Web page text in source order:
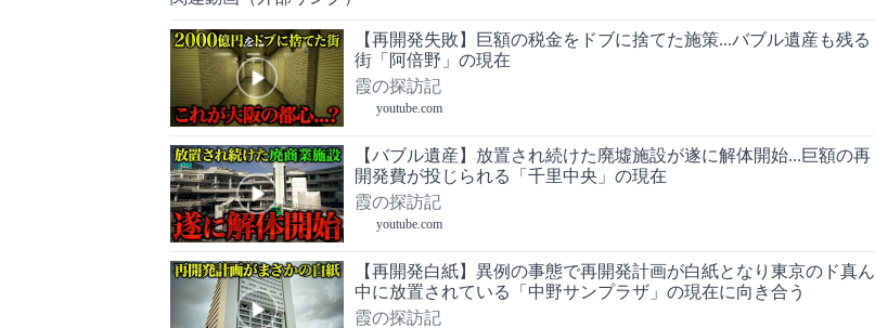
【再開発失敗】巨額の税金をドブに捨てた施策...バブル遺産も残る
街「阿倍野」の現在
霞の探訪記
youtube.com
【バブル遺産】放置され続けた廃墟施設が遂に解体開始...巨額の再
開発費が投じられる「千里中央」の現在
霞の探訪記
youtube.com
【再開発白紙】異例の事態で再開発計画が白紙となり東京のド真ん
中に放置されている「中野サンプラザ」の現在に向き合う
霞の探訪記